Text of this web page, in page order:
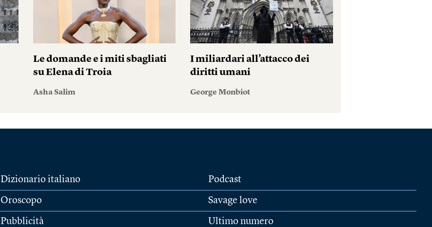
Le domande e i miti sbagliati
su Elena di Troia
Asha Salim
I miliardari all’attacco dei
diritti umani
George Monbiot
Dizionario italiano
Oroscopo
Pubblicità
Podcast
Savage love
Ultimo numero